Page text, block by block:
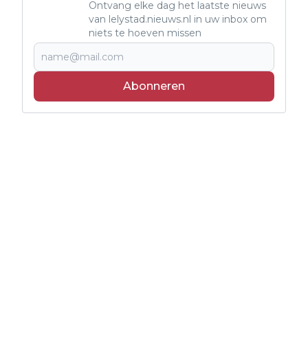
Ontvang elke dag het laatste nieuws
van lelystad.nieuws.nl in uw inbox om
niets te hoeven missen
Abonneren